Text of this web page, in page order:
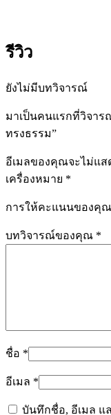
รีวิว
ยังไม่มีบทวิจารณ์
มาเป็นคนแรกที่วิจาร
ทรงธรรม”
อีเมลของคุณจะไม่แส
เครื่องหมาย *
การให้คะแนนของคุณ
บทวิจารณ์ของคุณ *
ชื่อ *
อีเมล *
บันทึกชื่อ, อีเมล แ